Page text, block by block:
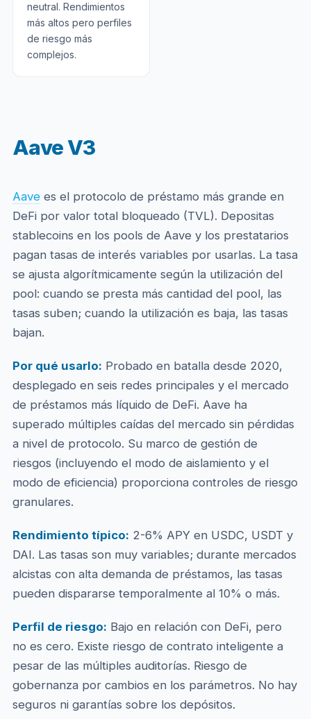
neutral. Rendimientos
más altos pero perfiles
de riesgo más
complejos.
Aave V3
Aavees el protocolo de préstamo más grande en
DeFi por valor total bloqueado (TVL). Depositas
stablecoins en los pools de Aave y los prestatarios
pagan tasas de interés variables por usarlas. La tasa
se ajusta algorítmicamente según la utilización del
pool: cuando se presta más cantidad del pool, las
tasas suben; cuando la utilización es baja, las tasas
bajan.
Por qué usarlo: Probado en batalla desde 2020,
desplegado en seis redes principales y el mercado
de préstamos más líquido de DeFi. Aave ha
superado múltiples caídas del mercado sin pérdidas
a nivel de protocolo. Su marco de gestión de
riesgos (incluyendo el modo de aislamiento y el
modo de eficiencia) proporciona controles de riesgo
granulares.
Rendimiento típico: 2-6% APY en USDC, USDT y
DAI. Las tasas son muy variables; durante mercados
alcistas con alta demanda de préstamos, las tasas
pueden dispararse temporalmente al 10% o más.
Perfil de riesgo: Bajo en relación con DeFi, pero
no es cero. Existe riesgo de contrato inteligente a
pesar de las múltiples auditorías. Riesgo de
gobernanza por cambios en los parámetros. No hay
seguros ni garantías sobre los depósitos.